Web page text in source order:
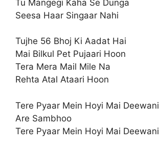
Tu Mangegi Kaha Se Dunga
Seesa Haar Singaar Nahi
Tujhe 56 Bhoj Ki Aadat Hai
Mai Bilkul Pet Pujaari Hoon
Tera Mera Mail Mile Na
Rehta Atal Ataari Hoon
Tere Pyaar Mein Hoyi Mai Deewani
Are Sambhoo
Tere Pyaar Mein Hoyi Mai Deewani